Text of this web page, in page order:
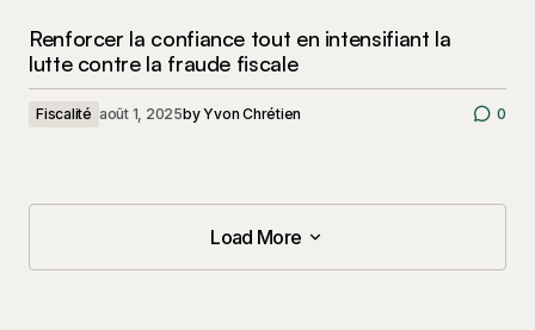
Renforcer la confiance tout en intensifiant la
lutte contre la fraude fiscale
Fiscalité août 1, 2025byYvon Chrétien 0
Load More
Load More